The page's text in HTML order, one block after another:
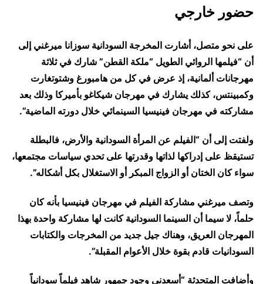
حضور خارجي
على نحو متصل، أشارت المخرجة السودانية سوزانا ميرغني إلى
أن “فيلمها الروائي الطويل “ملكة القطن” شارك في ثلاثة
مهرجانات ألمانية، إذ عرض في كل من هامبورغ وشتوتغارت
وكمبينتس، كذلك يشارك في مهرجان شيكاغو بأميركا وذلك بعد
مشاركته في مهرجان فينيسيا السينمائي خلال دورته الماضية”.
ولفتت إلى أن “الفيلم عن المرأة السودانية والأرض، فالبطلة
تستيقظ على إدراكها لذاتها وقدرتها على تحدي سياسات مجتمعها،
سواء كان الختان أو الزواج المبكر أو الاستغلال بكل أشكاله”.
وتصف ميرغني مشاركة الفيلم في مهرجان فينيسيا بأنه كان
حلماً، لا سيما أن السينما السودانية كانت لها مشاركة واحدة بهذا
المهرجان العريق، وهناك جيل جديد من المخرجات والكتابات
السودانيات قادم بقوة خلال الأعوام المقبلة”.
وأضافت المتحدثة “أسعدني وجود جمهور شاهد فيلماً سودانياً